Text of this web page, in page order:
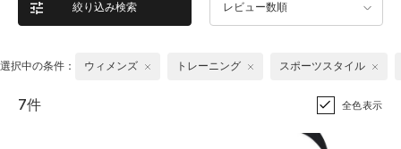
絞り込み検索 レビュー数順
選択中の条件： ウィメンズ トレーニング スポーツスタイル
7件 全色表示